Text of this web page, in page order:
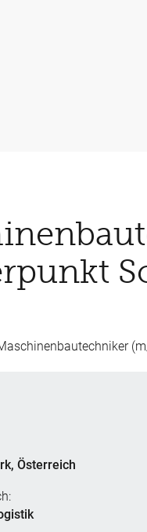
Österreich